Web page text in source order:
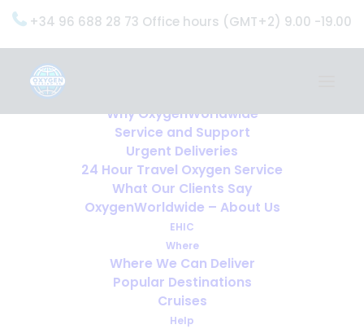
+34 96 688 28 73 Office hours (GMT+2) 9.00 -19.00
Why OxygenWorldwide
Service and Support
Urgent Deliveries
24 Hour Travel Oxygen Service
What Our Clients Say
OxygenWorldwide – About Us
EHIC
Where
Where We Can Deliver
Popular Destinations
Cruises
Help